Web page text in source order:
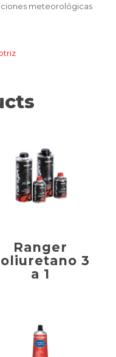
meteorológicas
Ranger
3
a 1